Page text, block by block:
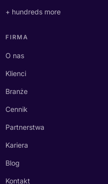
+ hundreds more
FIRMA
O nas
Klienci
Branże
Cennik
Partnerstwa
Kariera
Blog
Kontakt